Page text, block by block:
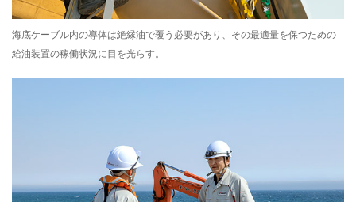
海底ケーブル内の導体は絶縁油で覆う必要があり、その最適量を保つための
給油装置の稼働状況に目を光らす。